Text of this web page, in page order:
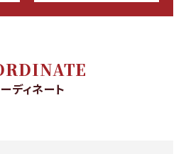
ディネート